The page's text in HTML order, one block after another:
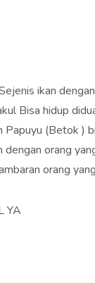
ikan
Bisa hidup
Papuyu (Betok )
orang
orang
YA